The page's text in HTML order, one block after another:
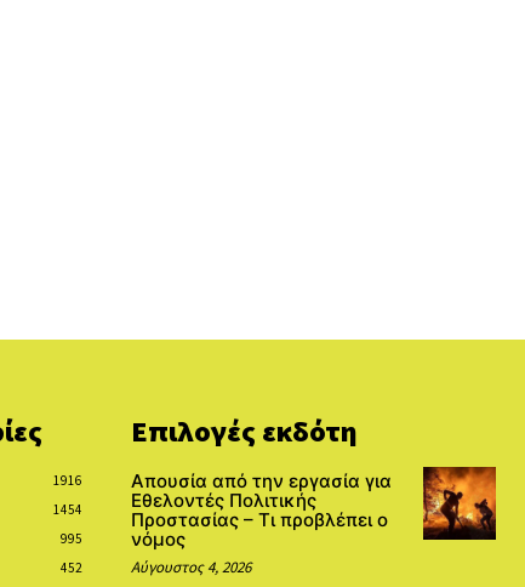
1916
1454
995
452
Επιλογές εκδότη
Απουσία από την εργασία για
Εθελοντές Πολιτικής
Προστασίας – Τι προβλέπει ο
νόμος
Αύγουστος 4, 2026